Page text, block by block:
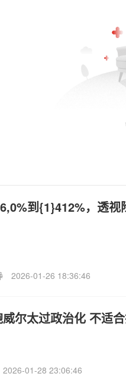
到{1}412%，透视
2026-01-26 18:36:46
威尔太过政治化 不适
2026-01-28 23:06:46